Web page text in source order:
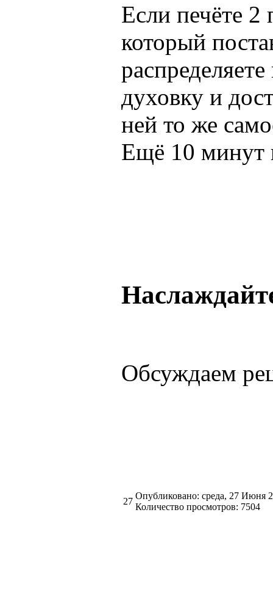
Если печёте 2
который
духовку и
ней то же
Ещё 10 минут
Обсуждаем
27
Опубликовано: среда, 27 Июня
Количество просмотров: 7504